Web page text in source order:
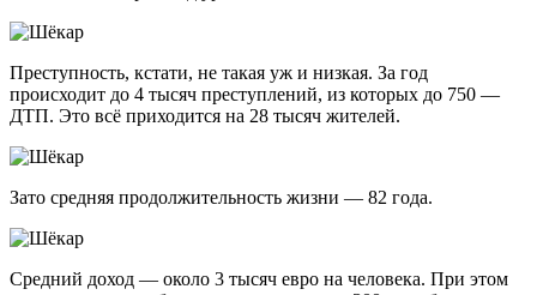
Преступность, кстати, не такая уж и низкая. За год
происходит до 4 тысяч преступлений, из которых до 750 —
ДТП. Это всё приходится на 28 тысяч жителей.
Зато средняя продолжительность жизни — 82 года.
Средний доход — около 3 тысяч евро на человека. При этом